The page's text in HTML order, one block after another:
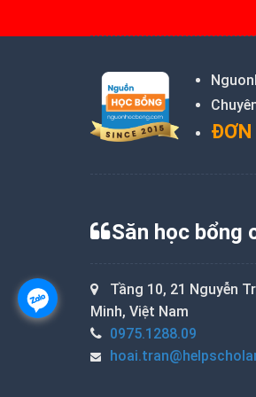
ĐƠN
Săn học bổng
Tầng 10, 21 Nguyễn
Minh, Việt Nam
0975.1288.09